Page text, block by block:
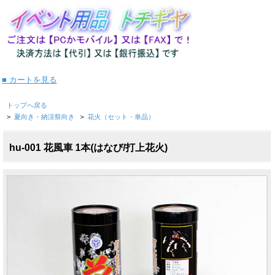
■ カートを見る
トップへ戻る
> 夏向き・納涼祭向き > 花火（セット・単品）
hu-001 花風車 1本(はなび/打上花火)